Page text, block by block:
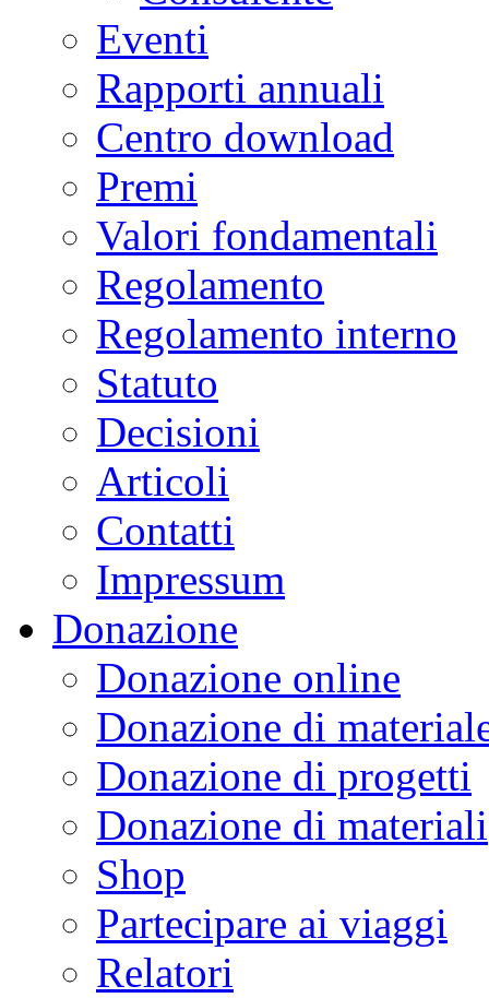
Eventi
Rapporti annuali
Centro download
Premi
Valori fondamentali
Regolamento
Regolamento interno
Statuto
Decisioni
Articoli
Contatti
Impressum
Donazione
Donazione online
Donazione di
Donazione di progetti
Donazione di materiali
Shop
Partecipare ai viaggi
Relatori